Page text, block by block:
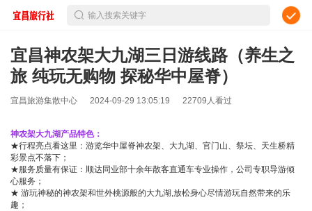
输入搜索关键字
宜昌神农架大九湖三日游线路（养生之
旅 纯玩无购物 探秘华中屋脊）
宜昌旅游集散中心 2024-09-29 13:05:19 22709人看过
神农架大九湖产品特色：
★行程亮点看这里：游览华中屋脊神农架、大九湖、官门山、祭坛、天生桥精
彩景点不落下；
★服务质量有保证：顺达同业部十余年散客直通车专业操作，公司专职导游倾
心服务；
★ 游玩神秘的神农架和世外桃源般的大九湖,放松身心尽情游玩自然带来的乐
趣；